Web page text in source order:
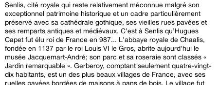
Senlis, cité royale qui reste relativement méconnue malgré son
exceptionnel patrimoine historique et un cadre particulièrement
préservé avec sa cathédrale gothique, ses vieilles rues pavées et
ses remparts antiques et médiévaux. C’est à Senlis qu’Hugues
Capet fut élu roi de France en 987... L'abbaye royale de Chaalis,
fondée en 1137 par le roi Louis VI le Gros, abrite aujourd'hui le
musée Jacquemart-André; son parc et sa roseraie sont classés «
Jardin remarquable ». Gerberoy, comptant seulement quatre-vingt-
dix habitants, est un des plus beaux villages de France, avec ses
ruelles pavées bordées de maisons à pans de bois. Le village fut